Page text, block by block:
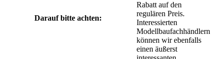
Darauf bitte achten:
Rabatt auf den
regulären Preis.
Interessierten
Modellbaufachhändlern
können wir ebenfalls
einen äußerst